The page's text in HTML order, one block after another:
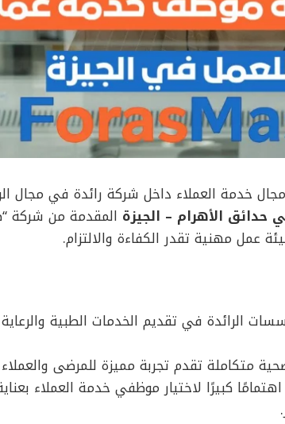
خدمة العملاء داخل شركة رائدة في مجال
الأهرام – الجيزة المقدمة من شركة
عمل مهنية تقدر الكفاءة والالتزام.
الرائدة في تقديم الخدمات الطبية
متكاملة تقدم تجربة مميزة للمرضى
كبيرًا لاختيار موظفي خدمة العملاء